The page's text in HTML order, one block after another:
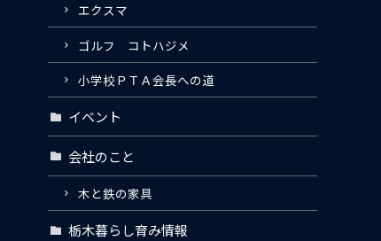
エクスマ
ゴルフ コトハジメ
小学校ＰＴＡ会長への道
イベント
会社のこと
木と鉄の家具
栃木暮らし育み情報